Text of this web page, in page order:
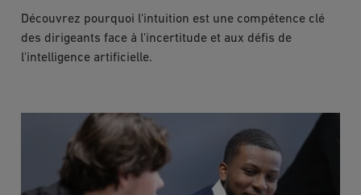
Découvrez pourquoi l'intuition est une compétence clé
des dirigeants face à l'incertitude et aux défis de
l'intelligence artificielle.